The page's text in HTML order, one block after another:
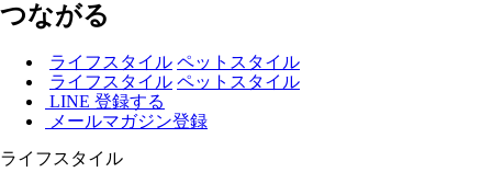
つながる
ライフスタイル ペットスタイル
ライフスタイル ペットスタイル
LINE 登録する
メールマガジン登録
ライフスタイル